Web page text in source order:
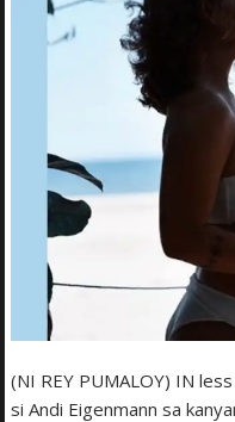
(NI REY PUMALOY) IN
si Andi Eigenmann sa